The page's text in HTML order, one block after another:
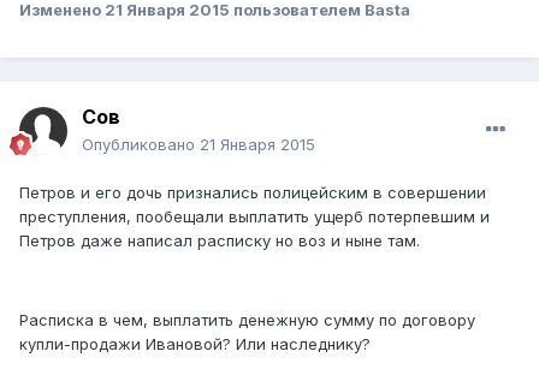
Изменено 21 Января 2015 пользователем Basta
Сов
Опубликовано 21 Января 2015
Петров и его дочь признались полицейским в совершении
преступления, пообещали выплатить ущерб потерпевшим и
Петров даже написал расписку но воз и ныне там.
Расписка в чем, выплатить денежную сумму по договору
купли-продажи Ивановой? Или наследнику?